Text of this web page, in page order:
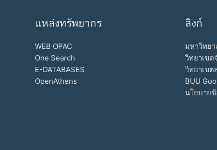
แหล่งทรัพยากร
WEB OPAC
One Search
E-DATABASES
OpenAthens
ลิงก์
มหาวิทย
วิทยาเข
วิทยาเขต
BUU
นโยบาย